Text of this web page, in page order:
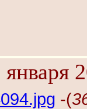
-(